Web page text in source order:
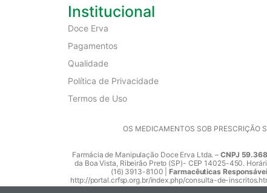
Institucional
Doce Erva
Pagamentos
Qualidade
Política de Privacidade
Termos de Uso
OS MEDICAMENTOS SOB PRESCRIÇÃO
Farmácia de Manipulação Doce Erva Ltda. –CNPJ
da Boa Vista, Ribeirão Preto (SP)- CEP 14025-450.
(16) 3913-8100 |Farmacêuticas
http://portal.crfsp.org.br/index.php/consulta-de-